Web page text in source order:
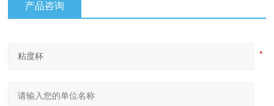
产品咨询